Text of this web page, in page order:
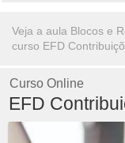
Veja a aula Blocos e
curso EFD
Curso Online
EFD